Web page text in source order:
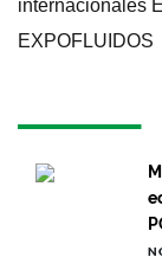
internacionales
EXPOFLUIDOS